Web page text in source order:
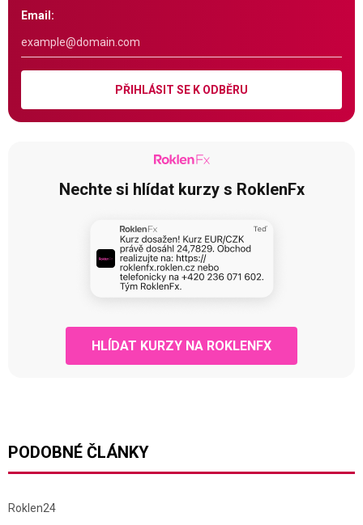
Email:
PŘIHLÁSIT SE K ODBĚRU
Nechte si hlídat kurzy s RoklenFx
HLÍDAT KURZY NA ROKLENFX
PODOBNÉ ČLÁNKY
Roklen24